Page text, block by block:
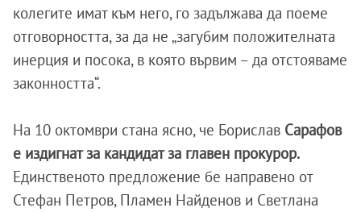
колегите имат към него, го задължава да поеме
отговорността, за да не „загубим положителната
инерция и посока, в която вървим – да отстояваме
законността“.
На 10 октомври стана ясно, че Борислав Сарафов
е издигнат за кандидат за главен прокурор.
Единственото предложение бе направено от
Стефан Петров, Пламен Найденов и Светлана